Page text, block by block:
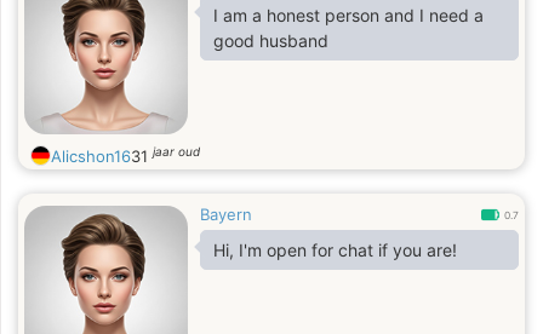
I am a honest person and I need a
good husband
Alicshon1631jaar oud
Bayern 0.7
Hi, I'm open for chat if you are!